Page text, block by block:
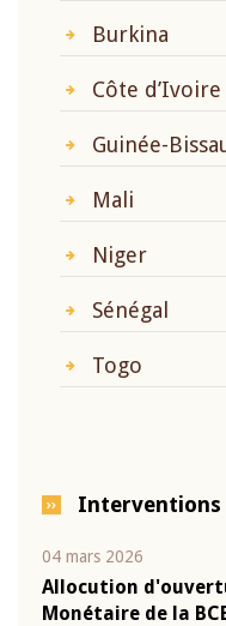
Burkina
Côte d’Ivoire
Guinée-
Mali
Niger
Sénégal
Togo
Interventions
04 mars 2026
Allocution
Monétaire de la